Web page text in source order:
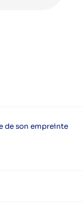
de son empreinte